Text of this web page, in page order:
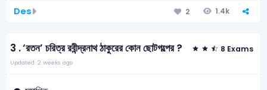
Des 2 1.4k
3 .‘রতন’ চরিত্র রবীন্দ্রনাথ ঠাকুরের কোন ছোটগল্পের ? 8 Exams
Updated: 2 weeks ago